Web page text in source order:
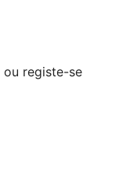
ou registe-se